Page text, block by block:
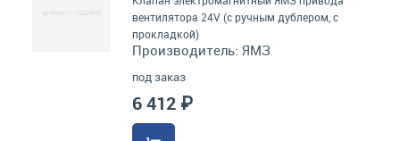
вентилятора 24V (с ручным дублером, с
прокладкой)
Производитель: ЯМЗ
под заказ
6 412 ₽